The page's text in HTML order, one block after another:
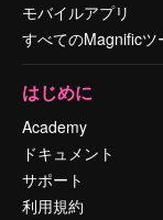
モバイルアプリ
すべてのMagnificツ
はじめに
Academy
ドキュメント
サポート
利用規約